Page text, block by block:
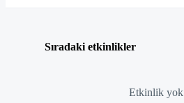
Sıradaki etkinlikler
Etkinlik yok